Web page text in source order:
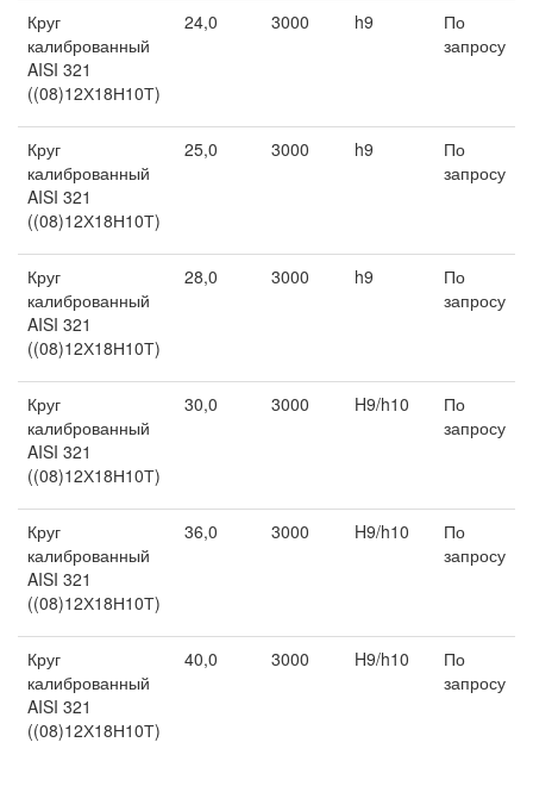
Круг
калиброванный
AISI 321
((08)12Х18Н10Т)
24,0 3000 h9
По
запросу
Круг
калиброванный
AISI 321
((08)12Х18Н10Т)
25,0 3000 h9
По
запросу
Круг
калиброванный
AISI 321
((08)12Х18Н10Т)
28,0 3000 h9
По
запросу
Круг
калиброванный
AISI 321
((08)12Х18Н10Т)
30,0 3000 H9/h10
По
запросу
Круг
калиброванный
AISI 321
((08)12Х18Н10Т)
36,0 3000 H9/h10
По
запросу
Круг
калиброванный
AISI 321
((08)12Х18Н10Т)
40,0 3000 H9/h10
По
запросу